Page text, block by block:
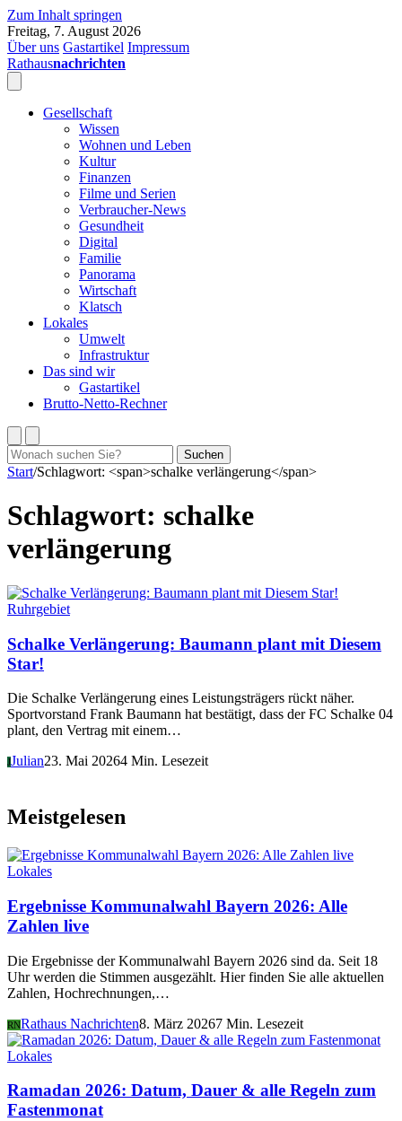
Zum Inhalt springen
Freitag, 7. August 2026
Über uns Gastartikel Impressum
Rathausnachrichten
Gesellschaft
Wissen
Wohnen und Leben
Kultur
Finanzen
Filme und Serien
Verbraucher-News
Gesundheit
Digital
Familie
Panorama
Wirtschaft
Klatsch
Lokales
Umwelt
Infrastruktur
Das sind wir
Gastartikel
Brutto-Netto-Rechner
Suchen
nach:
Suchen
Start/Schlagwort: <span>schalke verlängerung</span>
Schlagwort: schalke
verlängerung
Ruhrgebiet
Schalke Verlängerung: Baumann plant mit Diesem
Star!
Die Schalke Verlängerung eines Leistungsträgers rückt näher.
Sportvorstand Frank Baumann hat bestätigt, dass der FC Schalke 04
plant, den Vertrag mit einem…
JJulian23. Mai 20264 Min. Lesezeit
Meistgelesen
Lokales
Ergebnisse Kommunalwahl Bayern 2026: Alle
Zahlen live
Die Ergebnisse der Kommunalwahl Bayern 2026 sind da. Seit 18
Uhr werden die Stimmen ausgezählt. Hier finden Sie alle aktuellen
Zahlen, Hochrechnungen,…
RNRathaus Nachrichten8. März 20267 Min. Lesezeit
Lokales
Ramadan 2026: Datum, Dauer & alle Regeln zum
Fastenmonat